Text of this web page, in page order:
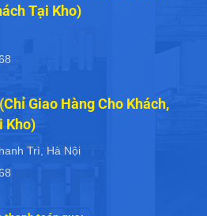
Tại Kho)
Giao Hàng Cho Khách,
Kho)
Trì, Hà Nội